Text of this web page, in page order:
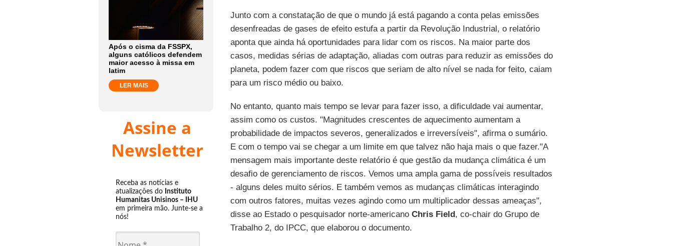
Após o cisma da FSSPX,
alguns católicos defendem
maior acesso à missa em
latim
LER MAIS
Assine a
Newsletter
Receba as notícias e
atualizações do Instituto
Humanitas Unisinos – IHU
em primeira mão. Junte-se a
nós!
Junto com a constatação de que o mundo já está pagando a conta pelas emissões
desenfreadas de gases de efeito estufa a partir da Revolução Industrial, o relatório
aponta que ainda há oportunidades para lidar com os riscos. Na maior parte dos
casos, medidas sérias de adaptação, aliadas com outras para reduzir as emissões do
planeta, podem fazer com que riscos que seriam de alto nível se nada for feito, caiam
para um risco médio ou baixo.
No entanto, quanto mais tempo se levar para fazer isso, a dificuldade vai aumentar,
assim como os custos. "Magnitudes crescentes de aquecimento aumentam a
probabilidade de impactos severos, generalizados e irreversíveis", afirma o sumário.
E com o tempo vai se chegar a um limite em que talvez não haja mais o que fazer."A
mensagem mais importante deste relatório é que gestão da mudança climática é um
desafio de gerenciamento de riscos. Vemos uma ampla gama de possíveis resultados
- alguns deles muito sérios. E também vemos as mudanças climáticas interagindo
com outros fatores, muitas vezes agindo como um multiplicador dessas ameaças",
disse ao Estado o pesquisador norte-americano Chris Field, co-chair do Grupo de
Trabalho 2, do IPCC, que elaborou o documento.